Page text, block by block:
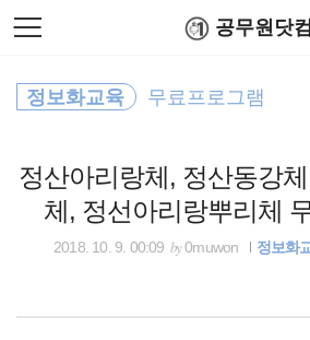
본
문
로
공무원닷컴
정산아리랑체, 정산동강
체, 정선아리랑뿌리체
정보화교육 무료프로그램
2018. 10. 9. 00:09 by0muwon 정보화
검
색
위택스
고용노동부
기초연금